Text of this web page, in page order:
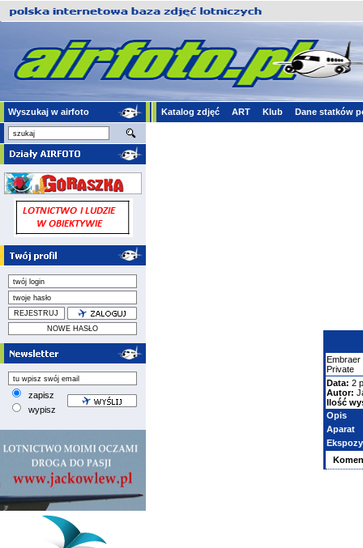
Wyszukaj w airfoto Katalog zdjęć ART Klub Dane statków
zapisz
wypisz
Embraer
Private
Data: 2
Autor:
Ilość
Opis
Aparat